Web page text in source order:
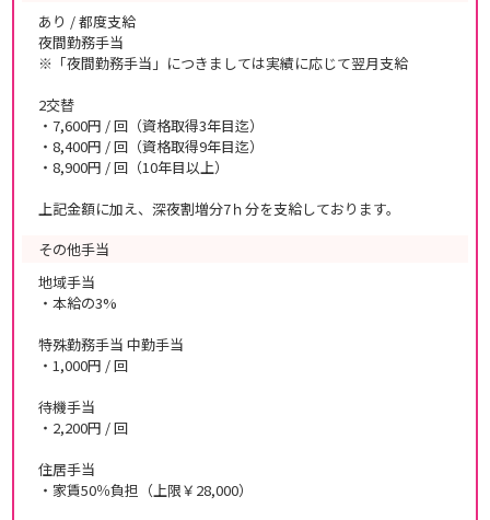
あり / 都度支給
夜間勤務手当
※「夜間勤務手当」につきましては実績に応じて翌月支給
2交替
・7,600円 / 回（資格取得3年目迄）
・8,400円 / 回（資格取得9年目迄）
・8,900円 / 回（10年目以上）
上記金額に加え、深夜割増分7ｈ分を支給しております。
その他手当
地域手当
・本給の3%
特殊勤務手当 中勤手当
・1,000円 / 回
待機手当
・2,200円 / 回
住居手当
・家賃50％負担（上限￥28,000）